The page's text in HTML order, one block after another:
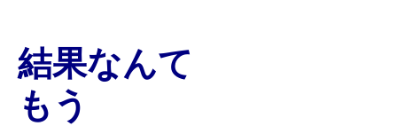
結果なんて
もう